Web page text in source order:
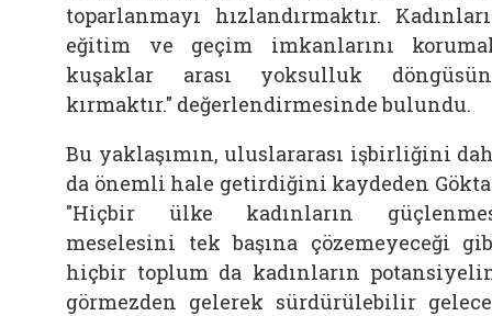
toparlanmayı hızlandırmaktır.
eğitim ve geçim imkanlarını
kuşaklar arası yoksulluk
kırmaktır." değerlendirmesinde bulundu.
Bu yaklaşımın, uluslararası işbirliğini
da önemli hale getirdiğini kaydeden
"Hiçbir ülke kadınların
meselesini tek başına çözemeyeceği
hiçbir toplum da kadınların
görmezden gelerek sürdürülebilir